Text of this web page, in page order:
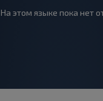
На этом языке пока нет